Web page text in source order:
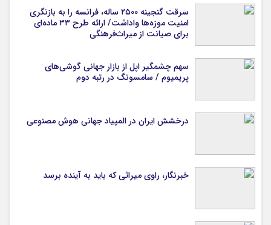
سرقت گنجینه ۲۵۰۰ ساله، فرانسه را به بازنگری
امنیت موزه‌ها واداشت/ ارائه طرح ۳۳ ماده‌ای
برای صیانت از میراث‌فرهنگی
سهم چشمگیر اپل از بازار جهانی گوشی‌های
پریمیوم / سامسونگ در رتبه دوم
درخشش ایران در المپیاد جهانی هوش مصنوعی
خبرنگار، راوی میراثی که باید به آینده برسد